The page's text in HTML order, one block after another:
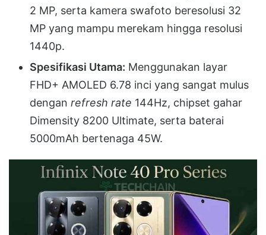
2 MP, serta kamera swafoto beresolusi 32
MP yang mampu merekam hingga resolusi
1440p.
Spesifikasi Utama: Menggunakan layar
FHD+ AMOLED 6.78 inci yang sangat mulus
dengan refresh rate 144Hz, chipset gahar
Dimensity 8200 Ultimate, serta baterai
5000mAh bertenaga 45W.